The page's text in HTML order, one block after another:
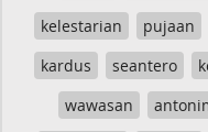
kelestarian
pujaan
kardus
seantero
wawasan